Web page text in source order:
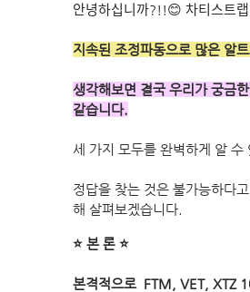
안녕하십니까?!!😊
지속된 조정파동으로 많은 알
생각해보면 결국 우리가 궁금
같습니다.
세 가지 모두를 완벽하게 알 수
정답을 찾는 것은 불가능하다
해 살펴보겠습니다.
⭐ 본 론 ⭐
본격적으로  FTM, VET, XTZ